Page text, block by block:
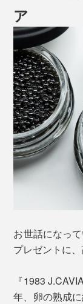
ア
お世話になっ
プレゼントに
『1983
年、卵の熟成